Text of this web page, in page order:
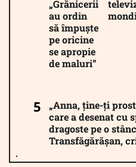
„Grănicerii
au ordin
să împuște
pe oricine
se apropie
de maluri”
„Anna, ține-ți
care a desenat cu
dragoste pe o
Transfăgărășan,